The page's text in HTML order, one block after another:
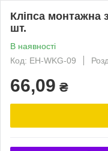
Кліпса монтажна
шт.
В наявності
Код: EH-WKG-09
66,09 ₴